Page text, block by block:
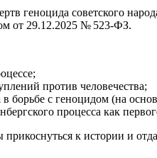
геноцида советского
от 29.12.2025 № 523‑ФЗ.
против человечества;
борьбе с геноцидом (на
процесса как
к истории и